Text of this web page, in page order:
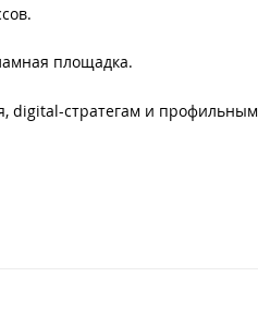
площадка.
digital-стратегам и профильным